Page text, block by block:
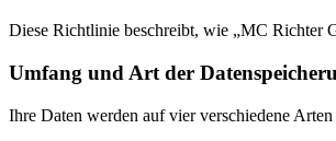
Diese Richtlinie beschreibt, wie „MC Richter
Umfang und Art der
Ihre Daten werden auf vier verschiedene Arten